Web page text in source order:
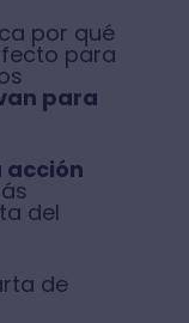
por qué
para
para
acción
del
de